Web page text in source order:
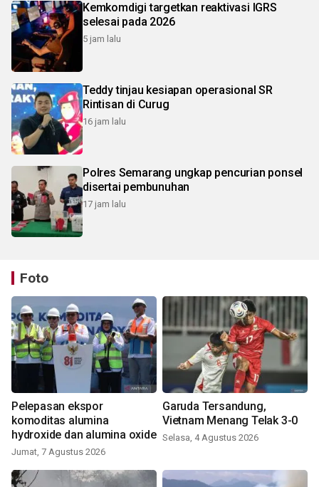
Kemkomdigi targetkan reaktivasi IGRS
selesai pada 2026
5 jam lalu
Teddy tinjau kesiapan operasional SR
Rintisan di Curug
16 jam lalu
Polres Semarang ungkap pencurian ponsel
disertai pembunuhan
17 jam lalu
Foto
Pelepasan ekspor
komoditas alumina
hydroxide dan alumina oxide
Jumat, 7 Agustus 2026
Garuda Tersandung,
Vietnam Menang Telak 3-0
Selasa, 4 Agustus 2026